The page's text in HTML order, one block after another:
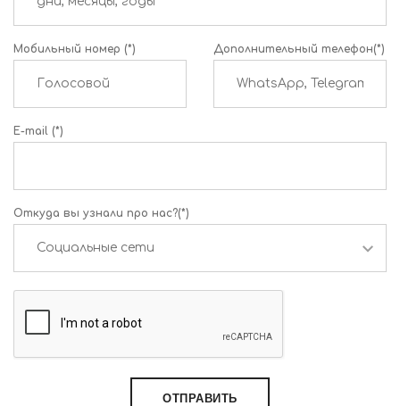
Мобильный номер (*) Дополнительный телефон(*)
E-mail (*)
Откуда вы узнали про нас?(*)
ОТПРАВИТЬ